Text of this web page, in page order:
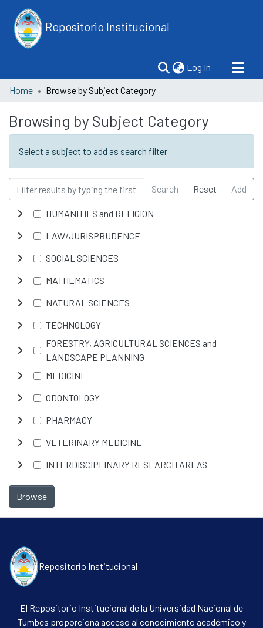
Repositorio Institucional
Log In (current)
Home Browse by Subject Category
Browsing by Subject Category
Select a subject to add as search filter
Search Reset Add
HUMANITIES and RELIGION
LAW/JURISPRUDENCE
SOCIAL SCIENCES
MATHEMATICS
NATURAL SCIENCES
TECHNOLOGY
FORESTRY, AGRICULTURAL SCIENCES and
LANDSCAPE PLANNING
MEDICINE
ODONTOLOGY
PHARMACY
VETERINARY MEDICINE
INTERDISCIPLINARY RESEARCH AREAS
Browse
Repositorio Institucional
El Repositorio Institucional de la Universidad Nacional de
Tumbes proporciona acceso al conocimiento académico y